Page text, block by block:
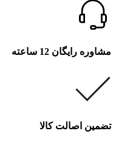
مشاوره رایگان 12 ساعته
تضمین اصالت کالا